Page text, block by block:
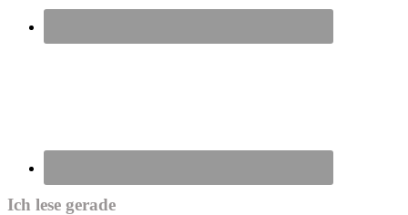
Ich lese gerade